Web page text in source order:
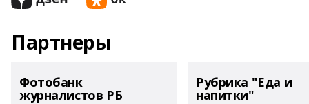
Партнеры
Фотобанк
журналистов РБ
Рубрика "Еда и
напитки"